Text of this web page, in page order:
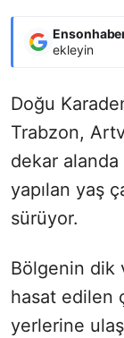
ekleyin
Doğu
Trabzon,
dekar
yapılan yaş
sürüyor.
Bölgenin dik
hasat edilen
yerlerine